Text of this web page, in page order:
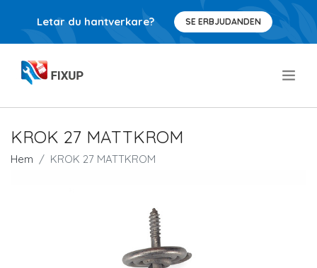
Letar du hantverkare? SE ERBJUDANDEN
KROK 27 MATTKROM
Hem KROK 27 MATTKROM